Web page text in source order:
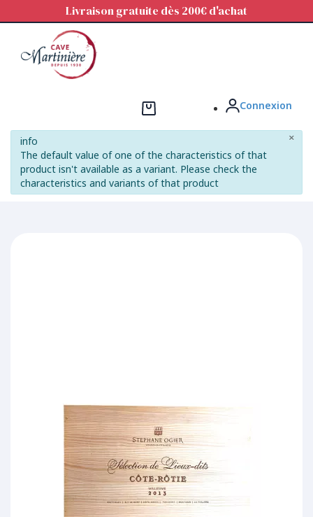
Livraison gratuite dès 200€ d'achat
Connexion
×
info
The default value of one of the characteristics of that
product isn't available as a variant. Please check the
characteristics and variants of that product
Panneau de gestion des cookies